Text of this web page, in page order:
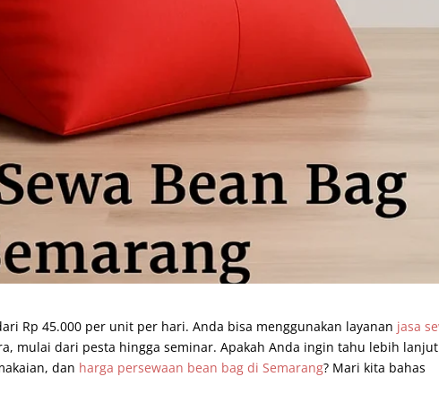
Rp 45.000 per unit per hari. Anda bisa menggunakan layanan jasa
mulai dari pesta hingga seminar. Apakah Anda ingin tahu lebih lanjut
dan harga persewaan bean bag di Semarang? Mari kita bahas